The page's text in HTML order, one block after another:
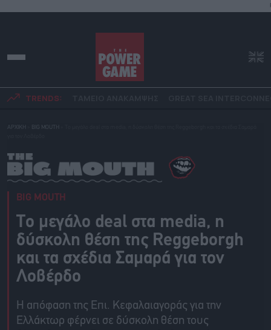
TRENDS:
ΑΡΧΙΚΗ BIG MOUTH
BIG MOUTH
Το μεγάλο deal στα media, η
δύσκολη θέση της Reggeborgh
και τα σχέδια Σαμαρά για τον
Λοβέρδο
Η απόφαση της Επι. Κεφαλαιαγοράς για την
Ελλάκτωρ φέρνει σε δύσκολη θέση τους